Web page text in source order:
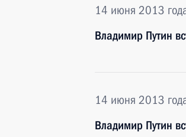
14 июня 2013
Владимир Путин
14 июня 2013
Владимир Путин